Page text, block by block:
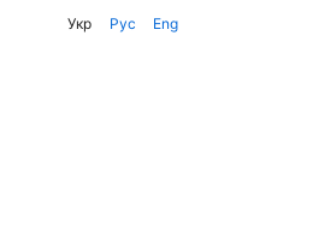
Укр Рус Eng